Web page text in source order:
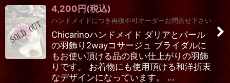
4,200円(税込)
ハンドメイドにつき再販不可オーダーお問合せ下さい
Chicarinoハンドメイド ダリアとパール
の羽飾り2wayコサージュ ブライダルに
もお使い頂ける品の良い仕上がりの羽飾
りです。 お着物にも使用頂ける和洋折衷
なデザインになっています。 …